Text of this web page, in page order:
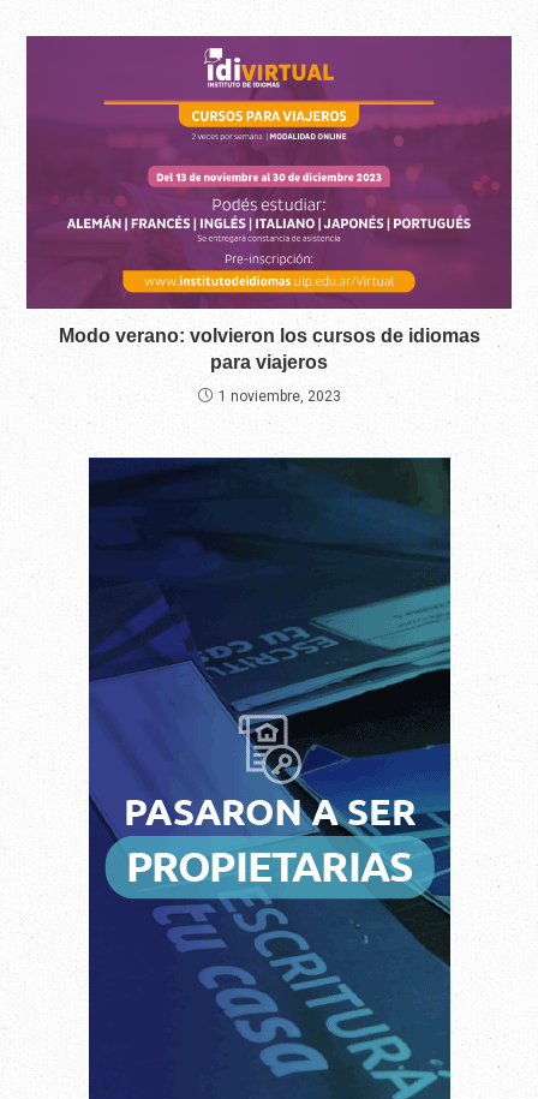
Modo verano: volvieron los cursos de idiomas
para viajeros
1 noviembre, 2023